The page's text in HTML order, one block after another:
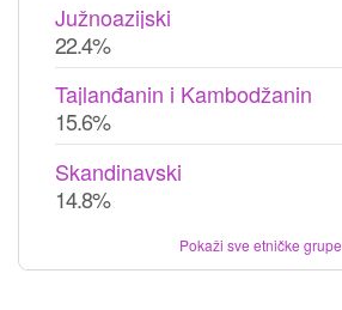
Južnoazijski
22.4%
Tajlanđanin i Kambodžanin
15.6%
Skandinavski
14.8%
Pokaži sve etničke grupe